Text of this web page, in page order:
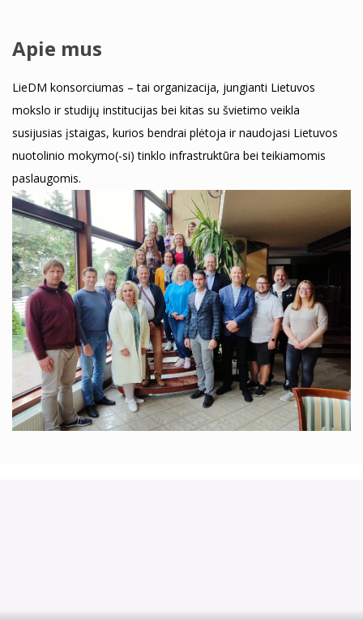
Apie mus
LieDM konsorciumas – tai organizacija, jungianti Lietuvos
mokslo ir studijų institucijas bei kitas su švietimo veikla
susijusias įstaigas, kurios bendrai plėtoja ir naudojasi Lietuvos
nuotolinio mokymo(-si) tinklo infrastruktūra bei teikiamomis
paslaugomis.